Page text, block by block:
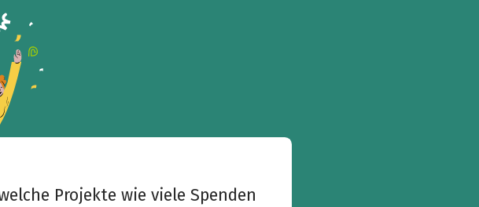
Projekte wie viele Spenden